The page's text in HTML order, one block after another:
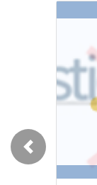
Previous